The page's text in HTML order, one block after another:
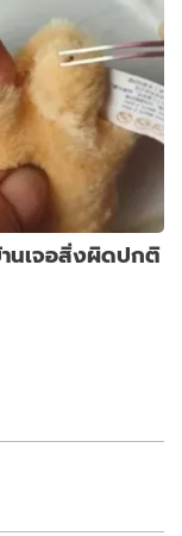
นเจอสิ่งผิดปกติ